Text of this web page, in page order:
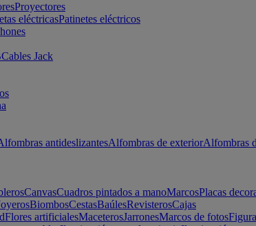
Proyectores
eléctricasPatinetes eléctricos
Cables Jack
antideslizantesAlfombras de exteriorAlfombras
CanvasCuadros pintados a manoMarcosPlacas
BiombosCestasBaúlesRevisterosCajas
Flores artificialesMaceterosJarronesMarcos de fotos